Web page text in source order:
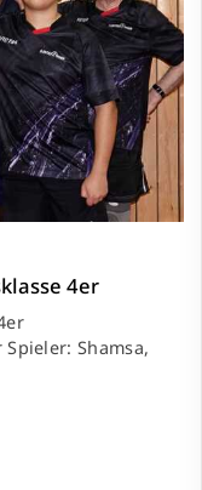
4er
Shamsa,